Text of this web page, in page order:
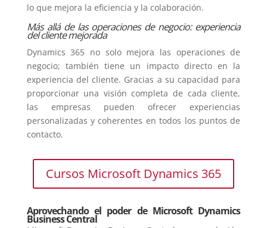
lo que mejora la eficiencia y la colaboración.
Más allá de las operaciones de negocio: experiencia
del cliente mejorada
Dynamics 365 no solo mejora las operaciones de
negocio; también tiene un impacto directo en la
experiencia del cliente. Gracias a su capacidad para
proporcionar una visión completa de cada cliente,
las empresas pueden ofrecer experiencias
personalizadas y coherentes en todos los puntos de
contacto.
Cursos Microsoft Dynamics 365
Aprovechando el poder de Microsoft Dynamics
Business Central